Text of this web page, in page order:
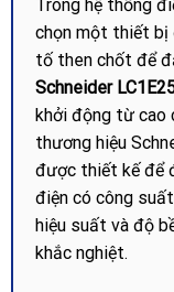
Trong hệ thống
chọn một thiết bị
tố then chốt để
Schneider
khởi động từ cao
thương hiệu
được thiết kế để
điện có công
hiệu suất và độ
khắc nghiệt.